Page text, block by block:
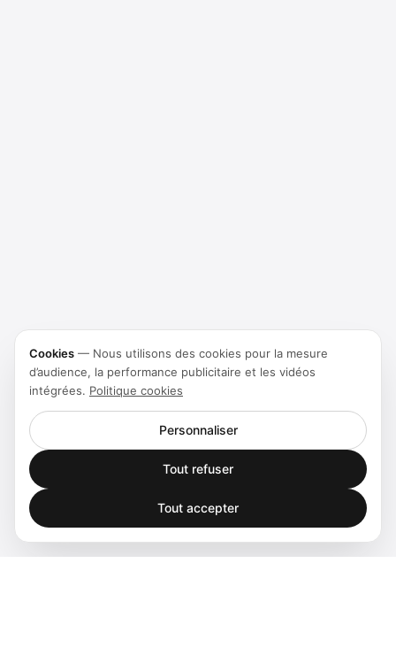
Cookies — Nous utilisons des cookies pour la mesure
d’audience, la performance publicitaire et les vidéos
intégrées. Politique cookies
Personnaliser
Tout refuser
Tout accepter